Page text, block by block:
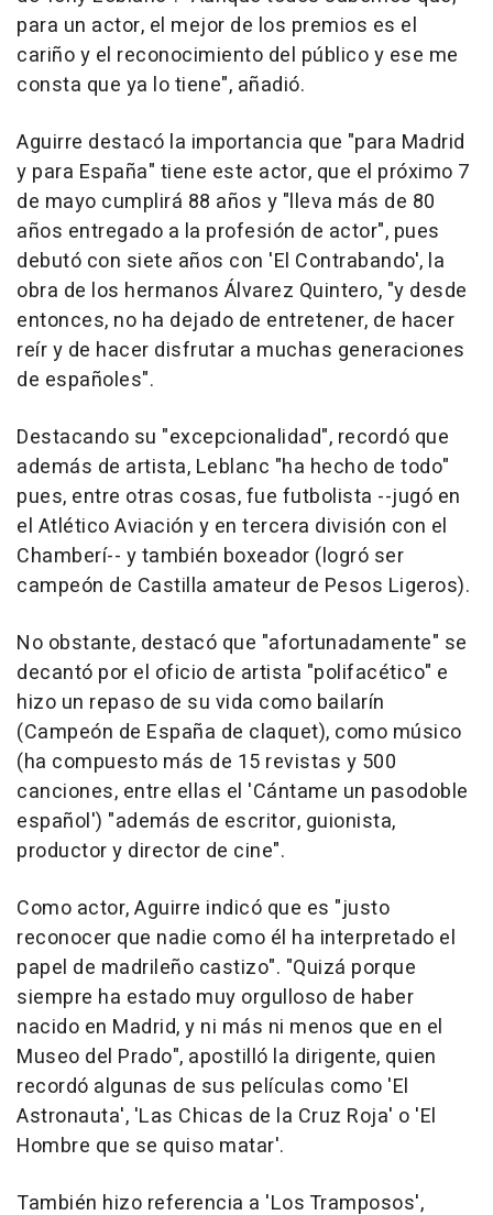
para un actor, el mejor de los premios es el
cariño y el reconocimiento del público y ese me
consta que ya lo tiene", añadió.
Aguirre destacó la importancia que "para Madrid
y para España" tiene este actor, que el próximo 7
de mayo cumplirá 88 años y "lleva más de 80
años entregado a la profesión de actor", pues
debutó con siete años con 'El Contrabando', la
obra de los hermanos Álvarez Quintero, "y desde
entonces, no ha dejado de entretener, de hacer
reír y de hacer disfrutar a muchas generaciones
de españoles".
Destacando su "excepcionalidad", recordó que
además de artista, Leblanc "ha hecho de todo"
pues, entre otras cosas, fue futbolista --jugó en
el Atlético Aviación y en tercera división con el
Chamberí-- y también boxeador (logró ser
campeón de Castilla amateur de Pesos Ligeros).
No obstante, destacó que "afortunadamente" se
decantó por el oficio de artista "polifacético" e
hizo un repaso de su vida como bailarín
(Campeón de España de claquet), como músico
(ha compuesto más de 15 revistas y 500
canciones, entre ellas el 'Cántame un pasodoble
español') "además de escritor, guionista,
productor y director de cine".
Como actor, Aguirre indicó que es "justo
reconocer que nadie como él ha interpretado el
papel de madrileño castizo". "Quizá porque
siempre ha estado muy orgulloso de haber
nacido en Madrid, y ni más ni menos que en el
Museo del Prado", apostilló la dirigente, quien
recordó algunas de sus películas como 'El
Astronauta', 'Las Chicas de la Cruz Roja' o 'El
Hombre que se quiso matar'.
También hizo referencia a 'Los Tramposos',